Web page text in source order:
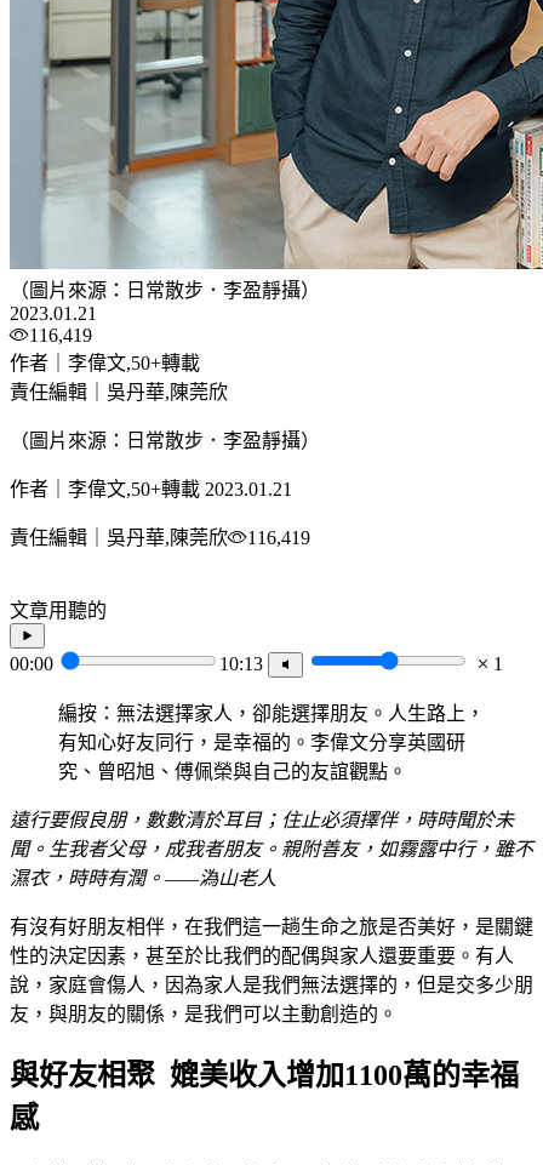
（圖片來源：日常散步．李盈靜攝）
2023.01.21
116,419
作者｜李偉文,50+轉載
責任編輯｜吳丹華,陳莞欣
（圖片來源：日常散步．李盈靜攝）
作者｜李偉文,50+轉載 2023.01.21
責任編輯｜吳丹華,陳莞欣 116,419
文章用聽的
00:00 10:13 1
編按：無法選擇家人，卻能選擇朋友。人生路上，
有知心好友同行，是幸福的。李偉文分享英國研
究、曾昭旭、傅佩榮與自己的友誼觀點。
遠行要假良朋，數數清於耳目；住止必須擇伴，時時聞於未
聞。生我者父母，成我者朋友。親附善友，如霧露中行，雖不
濕衣，時時有潤。——溈山老人
有沒有好朋友相伴，在我們這一趟生命之旅是否美好，是關鍵
性的決定因素，甚至於比我們的配偶與家人還要重要。有人
說，家庭會傷人，因為家人是我們無法選擇的，但是交多少朋
友，與朋友的關係，是我們可以主動創造的。
與好友相聚 媲美收入增加1100萬的幸福
感